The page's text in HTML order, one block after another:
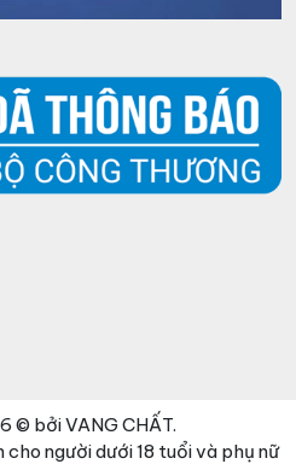
© bởi VANG CHẤT.
người dưới 18 tuổi và phụ nữ